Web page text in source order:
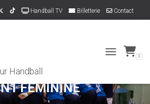
Handball TV Billetterie Contact
TOGGLE 0
N1 FÉMININE